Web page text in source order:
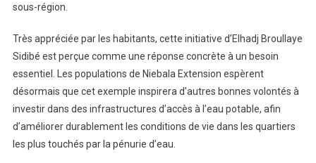
sous-région.
Très appréciée par les habitants, cette initiative d’Elhadj Broullaye
Sidibé est perçue comme une réponse concrète à un besoin
essentiel. Les populations de Niebala Extension espèrent
désormais que cet exemple inspirera d’autres bonnes volontés à
investir dans des infrastructures d’accès à l’eau potable, afin
d’améliorer durablement les conditions de vie dans les quartiers
les plus touchés par la pénurie d’eau.